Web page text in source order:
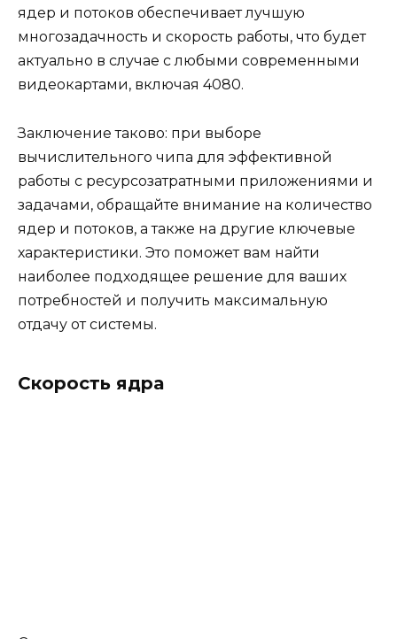
ядер и потоков обеспечивает лучшую
многозадачность и скорость работы, что будет
актуально в случае с любыми современными
видеокартами, включая 4080.
Заключение таково: при выборе
вычислительного чипа для эффективной
работы с ресурсозатратными приложениями и
задачами, обращайте внимание на количество
ядер и потоков, а также на другие ключевые
характеристики. Это поможет вам найти
наиболее подходящее решение для ваших
потребностей и получить максимальную
отдачу от системы.
Скорость ядра